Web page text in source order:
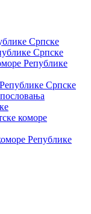
Српске
Српске
Републике
Српске
коморе
Републике